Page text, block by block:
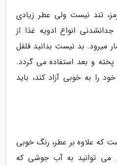
تند نیست ولی عطر زیادی
انواع ادویه غذا از
میرود. بد نیست بدانید فلفل
و بعد استفاده می گردد.
را به خوبی آزاد کند، باید
که علاوه بر عطر، رنگ خوبی
می توانید به آب جوشی که